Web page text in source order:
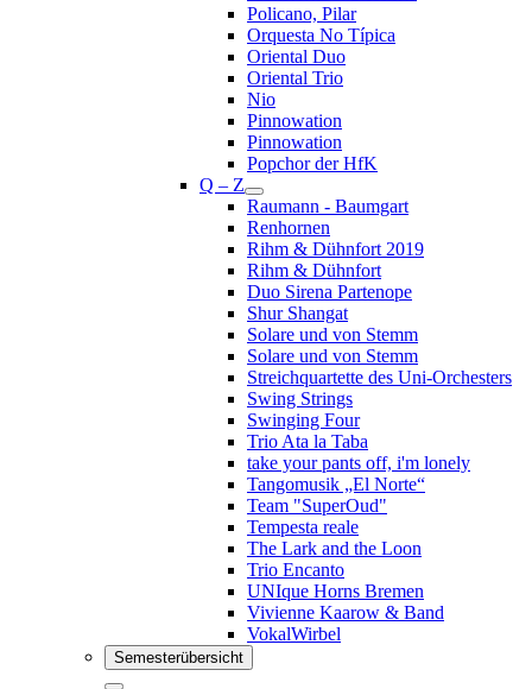
Policano, Pilar
Orquesta No Típica
Oriental Duo
Oriental Trio
Nio
Pinnowation
Pinnowation
Popchor der HfK
Q – Z
Raumann - Baumgart
Renhornen
Rihm & Dühnfort 2019
Rihm & Dühnfort
Duo Sirena Partenope
Shur Shangat
Solare und von Stemm
Solare und von Stemm
Streichquartette des Uni-Orchesters
Swing Strings
Swinging Four
Trio Ata la Taba
take your pants off, i'm lonely
Tangomusik „El Norte“
Team "SuperOud"
Tempesta reale
The Lark and the Loon
Trio Encanto
UNIque Horns Bremen
Vivienne Kaarow & Band
VokalWirbel
Semesterübersicht